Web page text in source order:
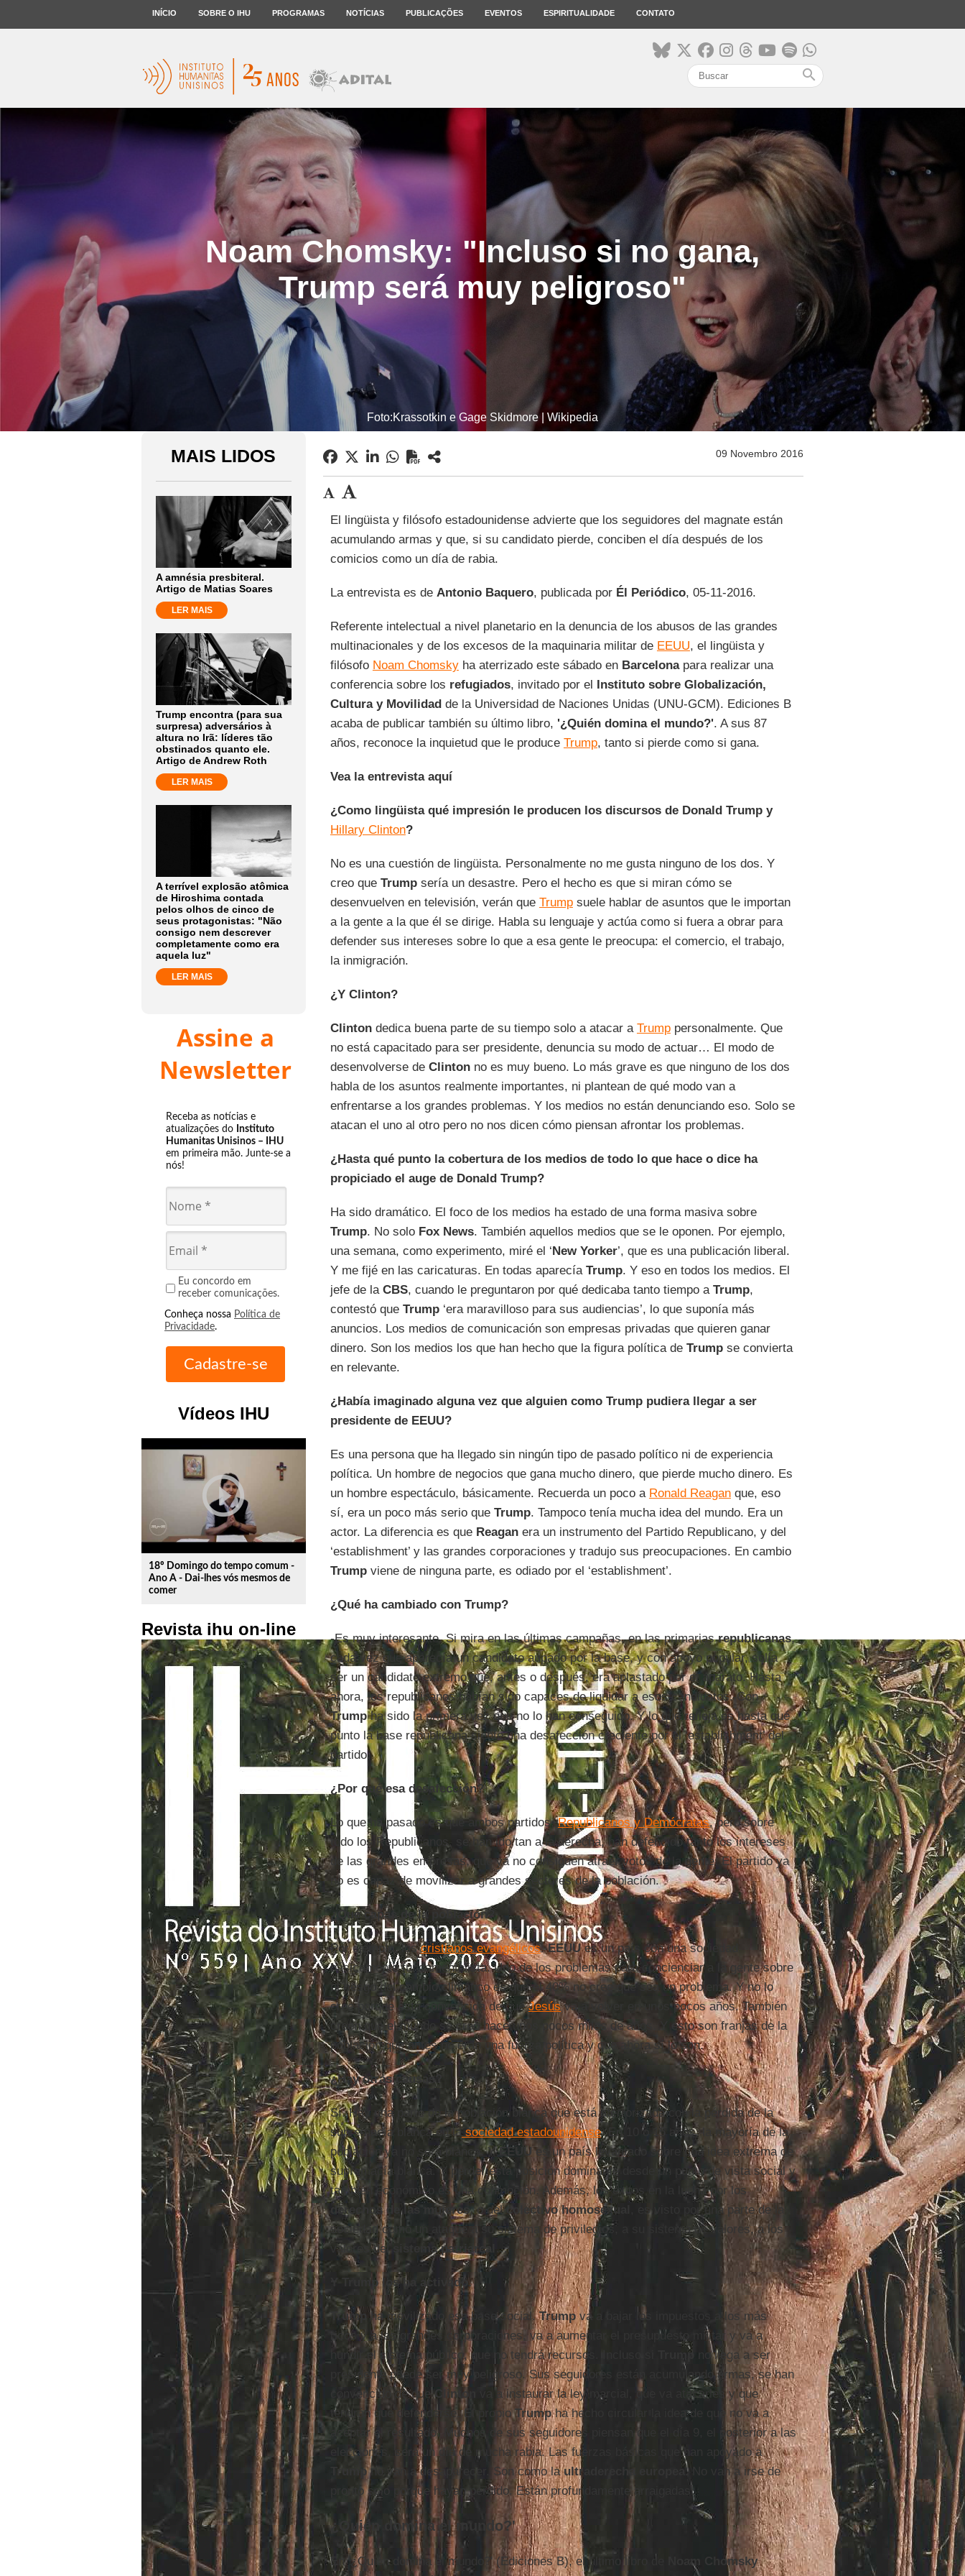
INÍCIO SOBRE O IHU PROGRAMAS NOTÍCIAS PUBLICAÇÕES EVENTOS ESPIRITUALIDADE CONTATO
search
Noam Chomsky: "Incluso si no gana,
Trump será muy peligroso"
Foto:Krassotkin e Gage Skidmore | Wikipedia
MAIS LIDOS
A amnésia presbiteral.
Artigo de Matias Soares
LER MAIS
Trump encontra (para sua
surpresa) adversários à
altura no Irã: líderes tão
obstinados quanto ele.
Artigo de Andrew Roth
LER MAIS
A terrível explosão atômica
de Hiroshima contada
pelos olhos de cinco de
seus protagonistas: "Não
consigo nem descrever
completamente como era
aquela luz"
LER MAIS
Assine a
Newsletter
Receba as notícias e
atualizações do Instituto
Humanitas Unisinos – IHU
em primeira mão. Junte-se a
nós!
Eu concordo em
receber comunicações.
Conheça nossa Política de
Privacidade.
Vídeos IHU
play_circle_outline
18º Domingo do tempo comum -
Ano A - Dai-lhes vós mesmos de
comer
Revista ihu on-line
09 Novembro 2016
El lingüista y filósofo estadounidense advierte que los seguidores del magnate están
acumulando armas y que, si su candidato pierde, conciben el día después de los
comicios como un día de rabia.
La entrevista es de Antonio Baquero, publicada por Él Periódico, 05-11-2016.
Referente intelectual a nivel planetario en la denuncia de los abusos de las grandes
multinacionales y de los excesos de la maquinaria militar de EEUU, el lingüista y
filósofo Noam Chomskyha aterrizado este sábado en Barcelonapara realizar una
conferencia sobre los refugiados, invitado por el Instituto sobre Globalización,
Cultura y Movilidadde la Universidad de Naciones Unidas (UNU-GCM). Ediciones B
acaba de publicar también su último libro, '¿Quién domina el mundo?'. A sus 87
años, reconoce la inquietud que le produce Trump, tanto si pierde como si gana.
Vea la entrevista aquí
¿Como lingüista qué impresión le producen los discursos de Donald Trump y
Hillary Clinton?
No es una cuestión de lingüista. Personalmente no me gusta ninguno de los dos. Y
creo queTrumpsería un desastre. Pero el hecho es que si miran cómo se
desenvuelven en televisión, verán que Trumpsuele hablar de asuntos que le importan
a la gente a la que él se dirige. Habla su lenguaje y actúa como si fuera a obrar para
defender sus intereses sobre lo que a esa gente le preocupa: el comercio, el trabajo,
la inmigración.
¿Y Clinton?
Clintondedica buena parte de su tiempo solo a atacar a Trumppersonalmente. Que
no está capacitado para ser presidente, denuncia su modo de actuar… El modo de
desenvolverse deClintonno es muy bueno. Lo más grave es que ninguno de los dos
habla de los asuntos realmente importantes, ni plantean de qué modo van a
enfrentarse a los grandes problemas. Y los medios no están denunciando eso. Solo se
atacan el uno al otro pero no nos dicen cómo piensan afrontar los problemas.
¿Hasta qué punto la cobertura de los medios de todo lo que hace o dice ha
propiciado el auge de Donald Trump?
Ha sido dramático. El foco de los medios ha estado de una forma masiva sobre
Trump. No solo Fox News. También aquellos medios que se le oponen. Por ejemplo,
una semana, como experimento, miré el ‘New Yorker’, que es una publicación liberal.
Y me fijé en las caricaturas. En todas aparecíaTrump. Y eso en todos los medios. El
jefe de laCBS, cuando le preguntaron por qué dedicaba tanto tiempo a Trump,
contestó queTrump‘era maravilloso para sus audiencias’, lo que suponía más
anuncios. Los medios de comunicación son empresas privadas que quieren ganar
dinero. Son los medios los que han hecho que la figura política de Trumpse convierta
en relevante.
¿Había imaginado alguna vez que alguien como Trump pudiera llegar a ser
presidente de EEUU?
Es una persona que ha llegado sin ningún tipo de pasado político ni de experiencia
política. Un hombre de negocios que gana mucho dinero, que pierde mucho dinero. Es
un hombre espectáculo, básicamente. Recuerda un poco a Ronald Reaganque, eso
sí, era un poco más serio que Trump. Tampoco tenía mucha idea del mundo. Era un
actor. La diferencia es que Reaganera un instrumento del Partido Republicano, y del
‘establishment’ y las grandes corporaciones y tradujo sus preocupaciones. En cambio
Trumpviene de ninguna parte, es odiado por el ‘establishment’.
¿Qué ha cambiado con Trump?
-Es muy interesante. Si mira en las últimas campañas, en las primariasrepublicanas,
cada vez que aparecía un candidato aupado por la base, y con apoyo popular, solía
ser un candidato extremo que, antes o después, era aplastado por el aparato. Hasta
ahora, los republicanos habían sido capaces de liquidar a esos candidatos. Con
Trumpha sido la primera vez que no lo han conseguido. Y lo que refleja es hasta qué
punto la base republicana siente una desafección creciente por el ‘establishment’ del
partido.
¿Por qué esa desafección?
Lo que ha pasado es que ambos partidos, Republicanos y Demócratas, pero sobre
todo los Republicanos, se han ido tan a la derecha, han defendido tanto los intereses
de las grandes empresas, que ya no consiguen atraer votos de la gente. El partido ya
no es capaz de movilizar a grandes sectores de la población.
¿Qué capas de la población?
Por ejemplo, los cristianos evangélicos.EEUUes un país con una sociedad
básicamente fundamentalista. Uno de los problemas para concienciar a la gente sobre
el riesgo del cambio climático es que el 40% no cree que sea un problema. Y no lo
cree porque está convencida de queJesúsva a volver en unos pocos años. También
creen que el mundo se creó hace unos pocos miles de años. Y esto son franjas de la
población que antes no eran una fuerza política y que ahora sí lo son.
¿Hay otras causas?
Sí. Hay una parte de la población blanca que está aterrorizada con la pérdida de la
supremacía blanca en lasociedad estadounidense. En 10 o 15 años, la mayoría de la
población ya no será blanca. YEEUUes un país levantado sobre una idea extrema de
supremacía blanca. Y perder esta posición dominante desde un punto de vista social y
también económico es una conmoción. Además, los éxitos en la lucha por los
derechos de las mujeres, o del colectivo homosexual
, es visto por una parte de la
sociedad como un ataque a su sistema de privilegios, a su sistema de valores, a los
valores del
sistema patriarcal …
Y Trump los ha activado.
Trump ha movilizado esa base social.Trumpva a bajar los impuestos a los más
ricos y a las grandes corporaciones, va a aumentar el presupuesto militar y va a
hundir el sistema público, que no tendrá recursos. Incluso si
Trump
no llega a ser
presidente puede ser muy peligroso. Sus seguidores están acumulando armas, se han
convencido de queClinton
va a instaurar la ley marcial, que va atacarles y que
tendrán que defenderse. El propioTrumpha hecho circular la idea de que no va a
aceptar el resultado. Muchos de sus seguidores piensan que el día 9, el posterior a las
elecciones, será un día de mucha rabia. Las fuerzas básicas que han apoyado a
Trumpno van a desaparecer. Son como laultraderecha europea. No van a irse de
pronto solo porque hayan perdido. Están profundamente arraigadas.
¿Quién domina el mundo?'
En '¿Quién domina el mundo?' (Ediciones B), el último libro de
Noam Chomsky